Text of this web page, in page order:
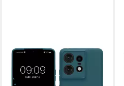
KWMOBILE
Handyhülle Handyhülle für
Motorola Edge 50 Pro Hülle
7,99 €